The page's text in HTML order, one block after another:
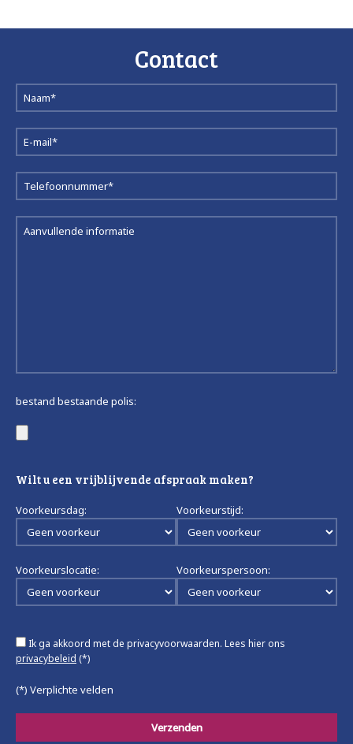
Contact
bestand bestaande polis:
Wilt u een vrijblijvende afspraak maken?
Voorkeursdag: Voorkeurstijd:
Voorkeurslocatie: Voorkeurspersoon:
Ik ga akkoord met de privacyvoorwaarden. Lees hier ons
privacybeleid (*)
(*) Verplichte velden